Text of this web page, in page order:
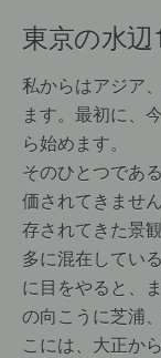
東京の水辺
私からはアジア
ます。最初に、
ら始めます。
そのひとつであ
価されてきませ
存されてきた景
多に混在してい
に目をやると、
の向こうに芝浦
こには、大正か